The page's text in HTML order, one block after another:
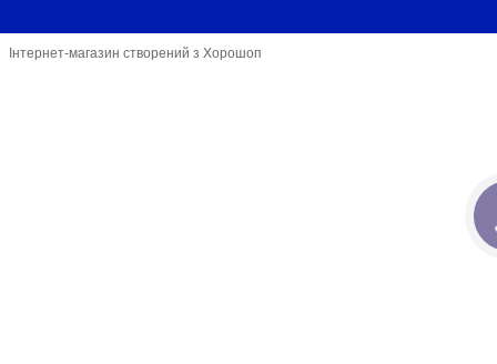
Інтернет-магазин створений з Хорошоп